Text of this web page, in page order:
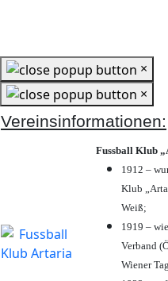
×
×
Vereinsinformationen:
Fussball Klub
1912 –
Klub
Weiß;
1919 –
Verband
Wiener